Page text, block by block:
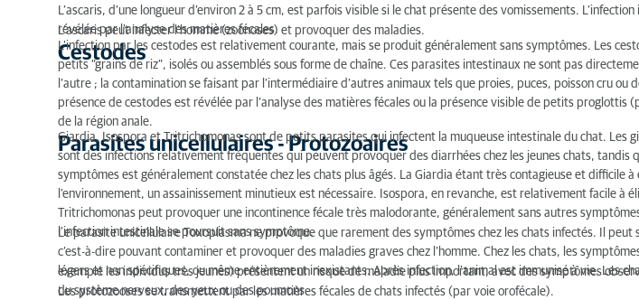
Cestodes
Parasites unicellulaires - Protozoaires
Quels sont les symptômes de parasites intestinaux chez le chat ?
Diagnostic
Traitement des parasites intestinaux chez le chat
L’ascaris, d’une longueur d’environ 2 à 5 cm, est parfois visible si le chat présente des vomissements.
révélée par l’analyse des matières fécales.
L’ascaris peut infecter l’homme (zoonoses) et provoquer des maladies.
Cestodes
L’infection par les cestodes est relativement courante, mais se produit généralement sans symptômes. Les
petits “grains de riz”, isolés ou assemblés sous forme de chaîne. Ces parasites intestinaux ne sont pas
l’autre ; la contamination se faisant par l’intermédiaire d’autres animaux tels que proies, puces, poisson cru ou
présence de cestodes est révélée par l’analyse des matières fécales ou la présence visible de petits proglottis
de la région anale.
Parasites unicellulaires - Protozoaires
Giardia, Isospora et Tritrichomonas sont de petits parasites qui infectent la muqueuse intestinale du chat. Les
sont des infections relativement fréquentes qui peuvent provoquer des diarrhées chez les jeunes chats, tandis
symptômes est généralement constatée chez les chats plus âgés. La Giardia étant très contagieuse et difficile à
l’environnement, un assainissement minutieux est nécessaire. Isospora, en revanche, est relativement facile à
Tritrichomonas peut provoquer une incontinence fécale très malodorante, généralement sans autres
l’infection intestinale se poursuit sans symptôme.
Le parasite unicellulaire Toxoplasma ne provoque que rarement des symptômes chez les chats infectés. Il peut
c’est-à-dire pouvant contaminer et provoquer des maladies graves chez l’homme. Chez les chats, les
légers et non spécifiques, ou même entièrement inexistants. Après infection, l’animal est immunisé à vie. Les
exemple les individus très jeunes) présentent un risque de maladie plus important, avec des symptômes
du système nerveux, des yeux ou des poumons.
Les protozooses se transmettent par les matières fécales de chats infectés (par voie orofécale).